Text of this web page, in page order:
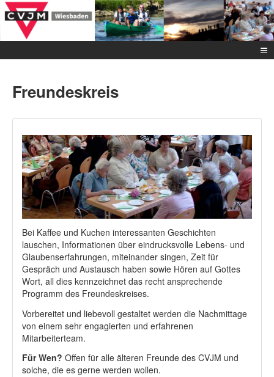
Freundeskreis
Bei Kaffee und Kuchen interessanten Geschichten
lauschen, Informationen über eindrucksvolle Lebens- und
Glaubenserfahrungen, miteinander singen, Zeit für
Gespräch und Austausch haben sowie Hören auf Gottes
Wort, all dies kennzeichnet das recht ansprechende
Programm des Freundeskreises.
Vorbereitet und liebevoll gestaltet werden die Nachmittage
von einem sehr engagierten und erfahrenen
Mitarbeiterteam.
Für Wen? Offen für alle älteren Freunde des CVJM und
solche, die es gerne werden wollen.